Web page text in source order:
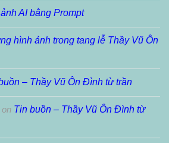
AI bằng Prompt
hình ảnh trong tang lễ Thầy Vũ Ôn
– Thầy Vũ Ôn Đình từ trần
on Tin buồn – Thầy Vũ Ôn Đình từ